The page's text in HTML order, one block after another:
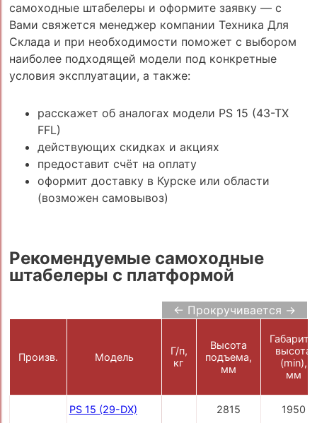
самоходные штабелеры и оформите заявку — с
Вами свяжется менеджер компании Техника Для
Склада и при необходимости поможет с выбором
наиболее подходящей модели под конкретные
условия эксплуатации, а также:
расскажет об аналогах модели PS 15 (43-TX
FFL)
действующих скидках и акциях
предоставит счёт на оплату
оформит доставку в Курске или области
(возможен самовывоз)
Рекомендуемые самоходные
штабелеры с платформой
← Прокручивается →
Произв. Модель
Г/п,
кг
Высота
подъема,
мм
Габаритн.
высота
(min),
мм
PS 15 (29-DX) 2815 1950